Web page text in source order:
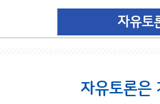
자유토
자유토론은